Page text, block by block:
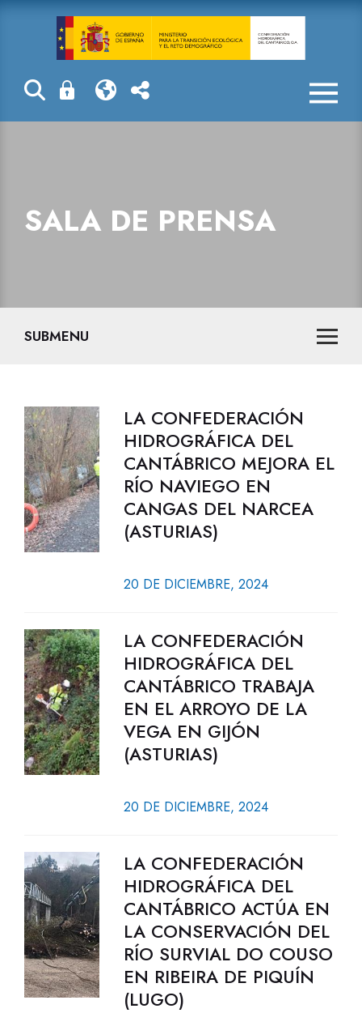
Sala de prensa
SALA DE PRENSA
SUBMENU
LA CONFEDERACIÓN
HIDROGRÁFICA DEL
CANTÁBRICO MEJORA EL
RÍO NAVIEGO EN
CANGAS DEL NARCEA
(ASTURIAS)
20 DE DICIEMBRE, 2024
LA CONFEDERACIÓN
HIDROGRÁFICA DEL
CANTÁBRICO TRABAJA
EN EL ARROYO DE LA
VEGA EN GIJÓN
(ASTURIAS)
20 DE DICIEMBRE, 2024
LA CONFEDERACIÓN
HIDROGRÁFICA DEL
CANTÁBRICO ACTÚA EN
LA CONSERVACIÓN DEL
RÍO SURVIAL DO COUSO
EN RIBEIRA DE PIQUÍN
(LUGO)